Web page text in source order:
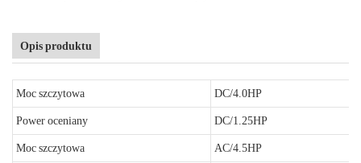
Opis produktu
Moc szczytowa DC/4.0HP
Power oceniany DC/1.25HP
Moc szczytowa AC/4.5HP